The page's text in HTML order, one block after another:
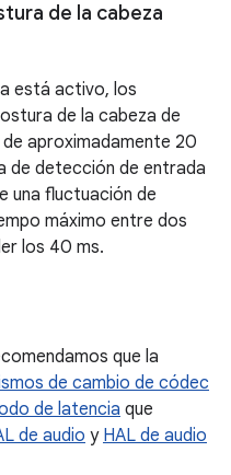
de la cabeza
está activo, los
de la cabeza de
aproximadamente 20
de detección de entrada
una fluctuación de
máximo entre dos
los 40 ms.
que la
de cambio de códec
de latencia que
de audio y HAL de audio